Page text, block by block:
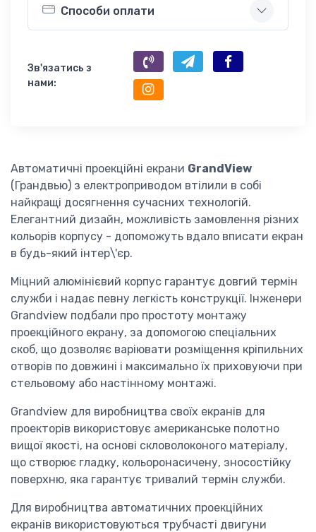
Способи оплати
Зв'язатись з
нами:
Автоматичні проекційні екрани GrandView
(Грандвью) з електроприводом втілили в собі
найкращі досягнення сучасних технологій.
Елегантний дизайн, можливість замовлення різних
кольорів корпусу - допоможуть вдало вписати екран
в будь-який інтер\'єр.
Міцний алюмінієвий корпус гарантує довгий термін
служби і надає певну легкість конструкції. Інженери
Grandview подбали про простоту монтажу
проекційного екрану, за допомогою спеціальних
скоб, що дозволяє варіювати розміщення кріпильних
отворів по довжині і максимально їх приховуючи при
стельовому або настінному монтажі.
Grandview для виробництва своїх екранів для
проекторів використовує американське полотно
вищої якості, на основі скловолоконого матеріалу,
що створює гладку, кольоронасичену, зносостійку
поверхню, яка гарантує тривалий термін служби.
Для виробництва автоматичних проекційних
екранів використовуються трубчасті двигуни